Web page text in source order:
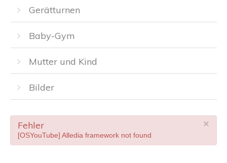
Gerätturnen
Baby-Gym
Mutter und Kind
Bilder
×
Fehler
[OSYouTube] Alledia framework not found